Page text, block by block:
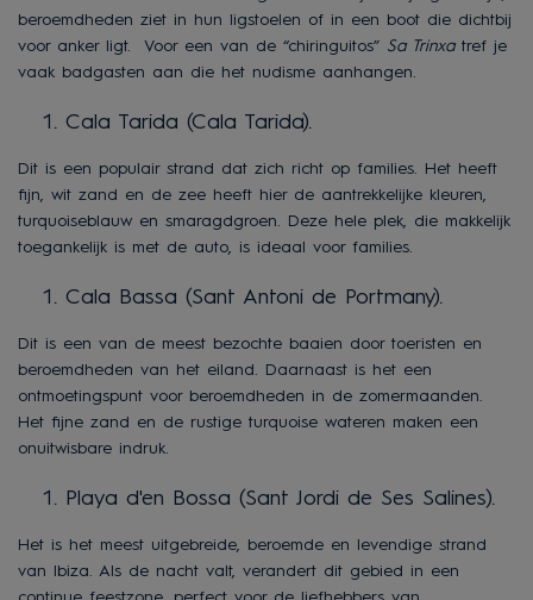
beroemdheden ziet in hun ligstoelen of in een boot die dichtbij
voor anker ligt. Voor een van de “chiringuitos” Sa Trinxa tref je
vaak badgasten aan die het nudisme aanhangen.
Cala Tarida (Cala Tarida).
Dit is een populair strand dat zich richt op families. Het heeft
fijn, wit zand en de zee heeft hier de aantrekkelijke kleuren,
turquoiseblauw en smaragdgroen. Deze hele plek, die makkelijk
toegankelijk is met de auto, is ideaal voor families.
Cala Bassa (Sant Antoni de Portmany).
Dit is een van de meest bezochte baaien door toeristen en
beroemdheden van het eiland. Daarnaast is het een
ontmoetingspunt voor beroemdheden in de zomermaanden.
Het fijne zand en de rustige turquoise wateren maken een
onuitwisbare indruk.
Playa d'en Bossa (Sant Jordi de Ses Salines).
Het is het meest uitgebreide, beroemde en levendige strand
van Ibiza. Als de nacht valt, verandert dit gebied in een